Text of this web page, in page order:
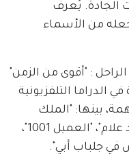
الجادة. يُعرف
جعله من الأسماء
: "أقوى من الزمن"
الدراما التلفزيونية
بينها: "الملك
فاروق"، "من أطلق الرصاص على هند علام"، "العميل 1001"،
في جلباب أبي".